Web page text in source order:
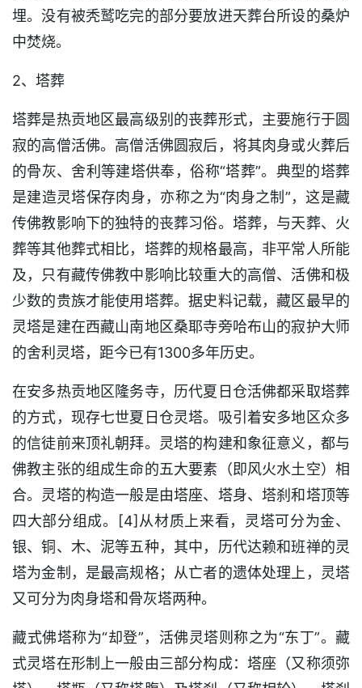
埋。没有被秃鹫吃完的部分要放进天葬台所设的桑炉
中焚烧。
2、塔葬
塔葬是热贡地区最高级别的丧葬形式，主要施行于圆
寂的高僧活佛。高僧活佛圆寂后，将其肉身或火葬后
的骨灰、舍利等建塔供奉，俗称“塔葬”。典型的塔葬
是建造灵塔保存肉身，亦称之为“肉身之制”，这是藏
传佛教影响下的独特的丧葬习俗。塔葬，与天葬、火
葬等其他葬式相比，塔葬的规格最高，非平常人所能
及，只有藏传佛教中影响比较重大的高僧、活佛和极
少数的贵族才能使用塔葬。据史料记载，藏区最早的
灵塔是建在西藏山南地区桑耶寺旁哈布山的寂护大师
的舍利灵塔，距今已有1300多年历史。
在安多热贡地区隆务寺，历代夏日仓活佛都采取塔葬
的方式，现存七世夏日仓灵塔。吸引着安多地区众多
的信徒前来顶礼朝拜。灵塔的构建和象征意义，都与
佛教主张的组成生命的五大要素（即风火水土空）相
合。灵塔的构造一般是由塔座、塔身、塔刹和塔顶等
四大部分组成。[4]从材质上来看，灵塔可分为金、
银、铜、木、泥等五种，其中，历代达赖和班禅的灵
塔为金制，是最高规格；从亡者的遗体处理上，灵塔
又可分为肉身塔和骨灰塔两种。
藏式佛塔称为“却登”，活佛灵塔则称之为“东丁”。藏
式灵塔在形制上一般由三部分构成：塔座（又称须弥